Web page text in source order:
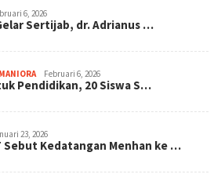
6, 2026
Sertijab, dr. Adrianus …
Februari 6, 2026
Pendidikan, 20 Siswa S…
23, 2026
Sebut Kedatangan Menhan ke …